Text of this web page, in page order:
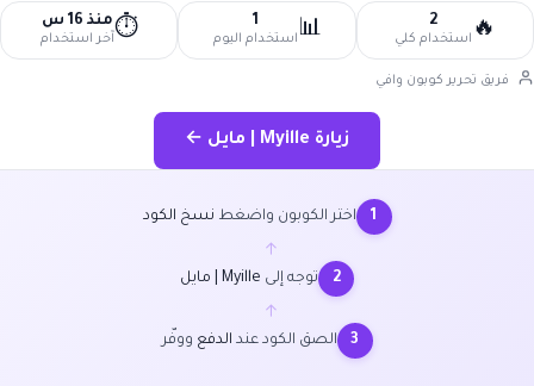
🔥
2
استخدام كلي 📊
1
استخدام اليوم ⏱️منذ 16 س
آخر استخدام
فريق تحرير كوبون وافي
زيارة Myille | مايل ←
1 اختر الكوبون واضغط نسخ الكود
←
2 توجه إلى Myille | مايل
←
3 الصق الكود عند الدفع ووفّر